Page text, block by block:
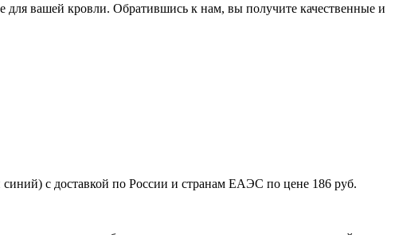
вашей кровли. Обратившись к нам, вы получите качественные и
с доставкой по России и странам ЕАЭС по цене 186 руб.